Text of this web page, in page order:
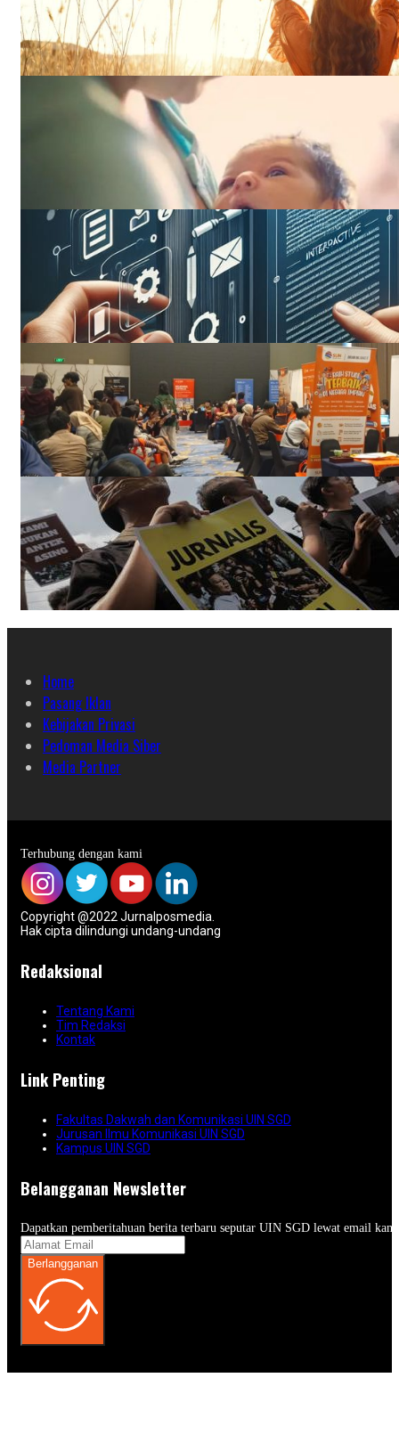
Home
Pasang Iklan
Kebijakan Privasi
Pedoman Media Siber
Media Partner
Terhubung dengan kami
Copyright @2022 Jurnalposmedia.
Hak cipta dilindungi undang-undang
Redaksional
Tentang Kami
Tim Redaksi
Kontak
Link Penting
Fakultas Dakwah dan Komunikasi UIN SGD
Jurusan Ilmu Komunikasi UIN SGD
Kampus UIN SGD
Belangganan Newsletter
Dapatkan pemberitahuan berita terbaru seputar UIN SGD lewat email
Berlangganan